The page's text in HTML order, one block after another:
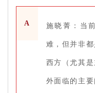
A 施晓菁：当
难，但并非
西方（尤其
外面临的主